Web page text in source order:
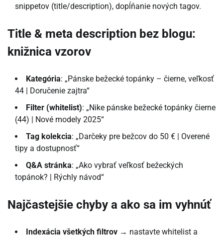
snippetov (title/description), dopĺňanie nových tagov.
Title & meta description bez blogu:
knižnica vzorov
Kategória: „Pánske bežecké topánky – čierne, veľkosť
44 | Doručenie zajtra“
Filter (whitelist): „Nike pánske bežecké topánky čierne
(44) | Nové modely 2025“
Tag kolekcia: „Darčeky pre bežcov do 50 € | Overené
tipy a dostupnosť“
Q&A stránka: „Ako vybrať veľkosť bežeckých
topánok? | Rýchly návod“
Najčastejšie chyby a ako sa im vyhnúť
Indexácia všetkých filtrov → nastavte whitelist a